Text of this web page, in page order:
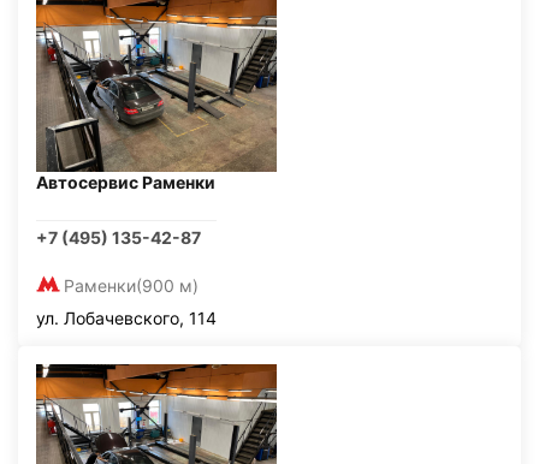
Автосервис Раменки
+7 (495) 135-42-87
Раменки(900 м)
ул. Лобачевского, 114